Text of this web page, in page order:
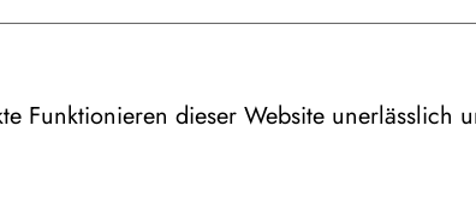
Reisebeginn
Funktionieren dieser Website unerlässlich